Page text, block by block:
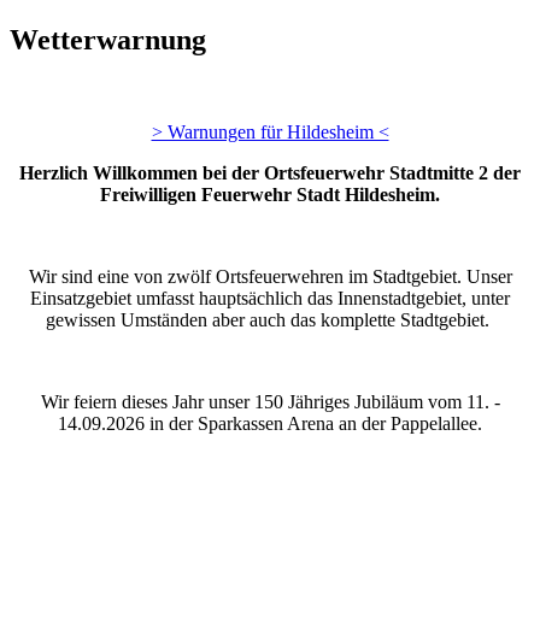
Wetterwarnung
> Warnungen für Hildesheim <
Herzlich Willkommen bei der Ortsfeuerwehr Stadtmitte 2 der
Freiwilligen Feuerwehr Stadt Hildesheim.
Wir sind eine von zwölf Ortsfeuerwehren im Stadtgebiet. Unser
Einsatzgebiet umfasst hauptsächlich das Innenstadtgebiet, unter
gewissen Umständen aber auch das komplette Stadtgebiet.
Wir feiern dieses Jahr unser 150 Jähriges Jubiläum vom 11. -
14.09.2026 in der Sparkassen Arena an der Pappelallee.